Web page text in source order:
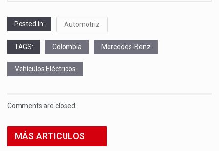
Posted in: Automotriz
TAGS: Colombia Mercedes-Benz
Vehículos Eléctricos
Comments are closed.
MÁS ARTICULOS